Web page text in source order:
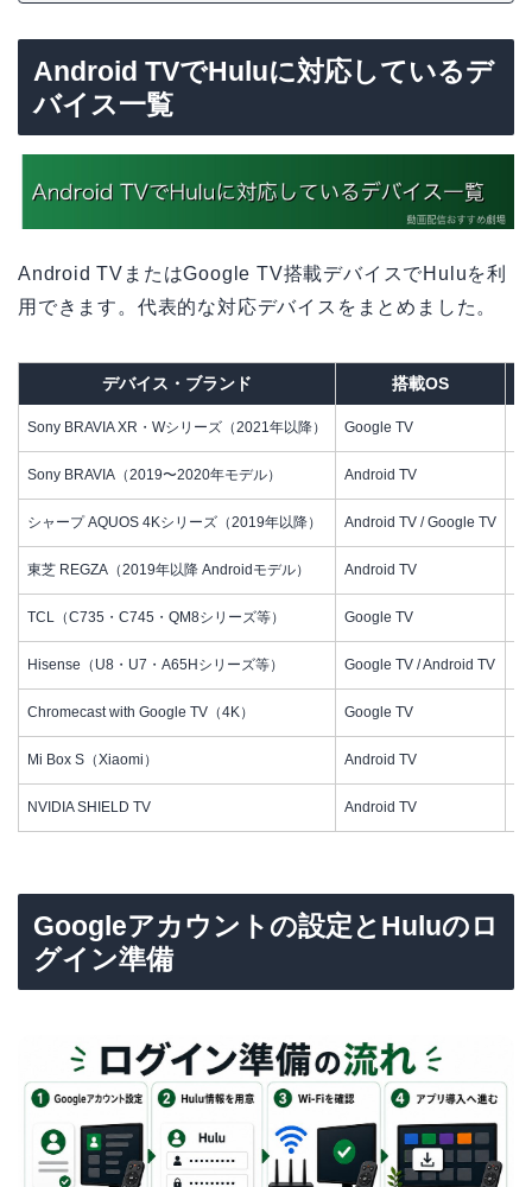
Android TVでHuluに対応しているデ
バイス一覧
Android TVまたはGoogle TV搭載デバイスでHuluを利
用できます。代表的な対応デバイスをまとめました。
デバイス・ブランド 搭載OS
Sony BRAVIA XR・Wシリーズ（2021年以降） Google TV
Sony BRAVIA（2019〜2020年モデル） Android TV
シャープ AQUOS 4Kシリーズ（2019年以降） Android TV / Google TV
東芝 REGZA（2019年以降 Androidモデル） Android TV
TCL（C735・C745・QM8シリーズ等） Google TV
Hisense（U8・U7・A65Hシリーズ等） Google TV / Android TV
Chromecast with Google TV（4K） Google TV
Mi Box S（Xiaomi） Android TV
NVIDIA SHIELD TV Android TV
Googleアカウントの設定とHuluのロ
グイン準備